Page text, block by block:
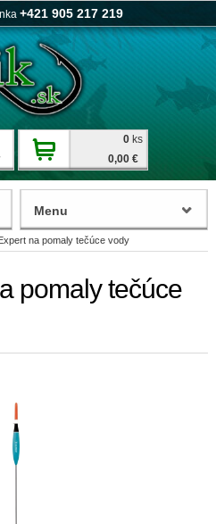
+421 905 217 219
0 ks
0,00 €
na pomaly tečúce vody
pomaly tečúce
Menu